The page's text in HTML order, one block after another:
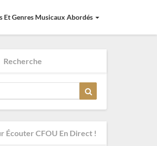
Et Genres Musicaux Abordés
Recherche
Écouter CFOU En Direct !